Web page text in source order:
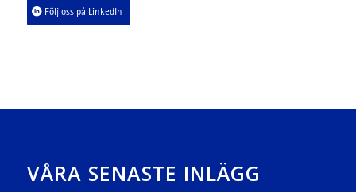
Följ oss på LinkedIn
VÅRA SENASTE INLÄGG